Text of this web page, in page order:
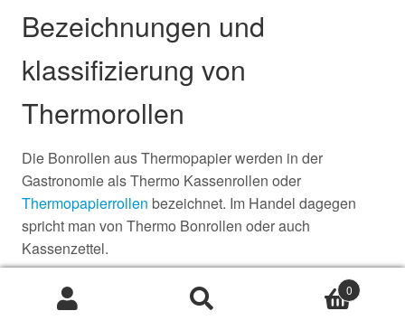
Bezeichnungen und
klassifizierung von
Thermorollen
Die Bonrollen aus Thermopapier werden in der
Gastronomie als Thermo Kassenrollen oder
Thermopapierrollen bezeichnet. Im Handel dagegen
spricht man von Thermo Bonrollen oder auch
Kassenzettel.
Unterschiede bei der Grammatur: 0